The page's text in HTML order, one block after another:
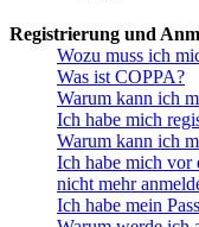
Registrierung und
Wozu muss ich
Was ist COPPA?
Warum kann ich
Ich habe mich
Warum kann ich
Ich habe mich vor
nicht mehr
Ich habe mein